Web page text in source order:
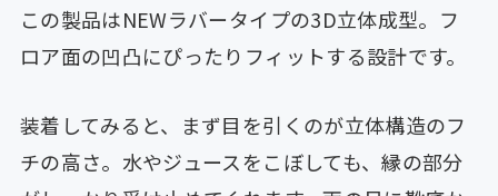
この製品はNEWラバータイプの3D立体成型。フ
ロア面の凹凸にぴったりフィットする設計です。
装着してみると、まず目を引くのが立体構造のフ
チの高さ。水やジュースをこぼしても、縁の部分